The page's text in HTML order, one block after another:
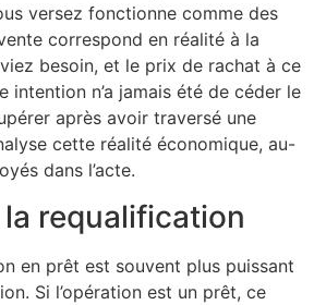
versez fonctionne comme des
correspond en réalité à la
besoin, et le prix de rachat à ce
intention n’a jamais été de céder le
après avoir traversé une
cette réalité économique, au-
dans l’acte.
la requalification
en prêt est souvent plus puissant
Si l’opération est un prêt, ce